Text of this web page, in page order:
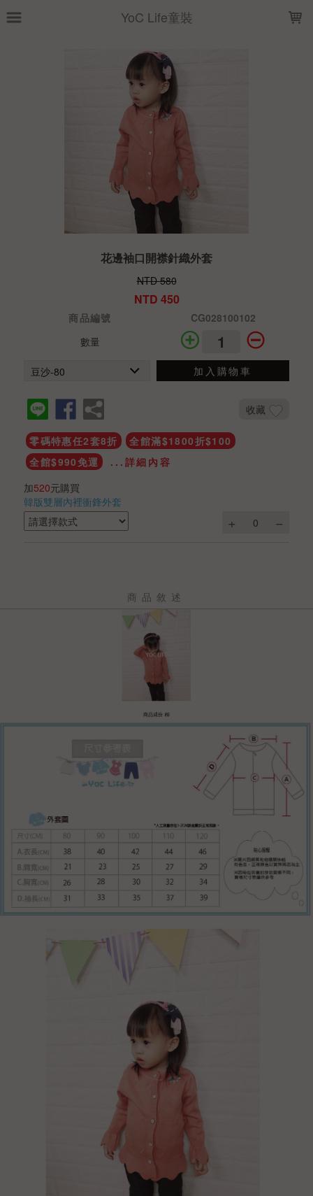
YoC Life童裝
花邊袖口開襟針織外套
NTD 580
NTD 450
商品編號
CG028100102
數量
加入購物車
收藏
零碼特惠任2套8折
全館滿$1800折$100
全館$990免運
...詳細內容
加520元購買
韓版雙層內裡衝鋒外套
商品敘述